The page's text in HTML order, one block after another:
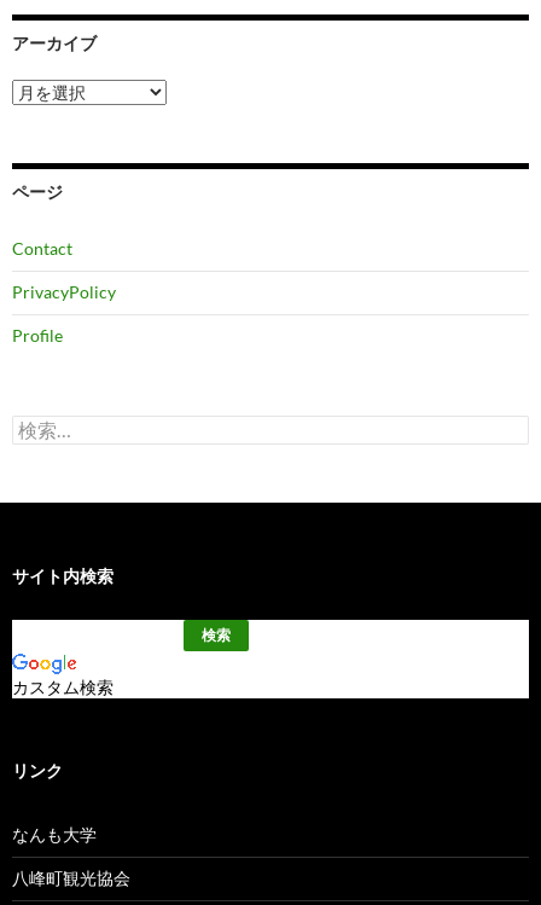
アーカイブ
ア
ー
ブ
ページ
Contact
PrivacyPolicy
Profile
検
索:
サイト内検索
カスタム検索
リンク
なんも大学
八峰町観光協会